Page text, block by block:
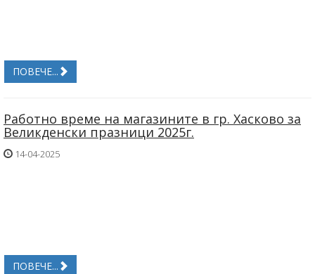
ПОВЕЧЕ...
Работно време на магазините в гр. Хасково за
Великденски празници 2025г.
14-04-2025
ПОВЕЧЕ...